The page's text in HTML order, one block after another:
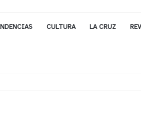
CULTURA LA CRUZ
hacia Concón desde planta cuestionada